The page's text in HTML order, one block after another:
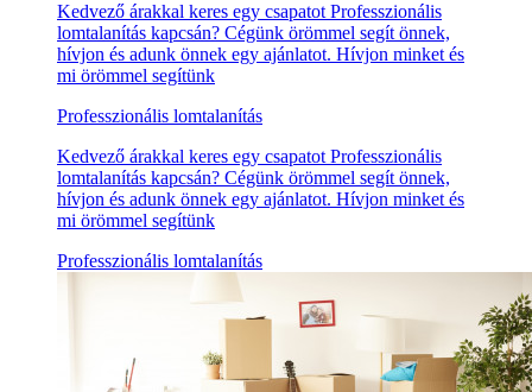
Kedvező árakkal keres egy csapatot Professzionális
lomtalanítás kapcsán? Cégünk örömmel segít önnek,
hívjon és adunk önnek egy ajánlatot. Hívjon minket és
mi örömmel segítünk
Professzionális lomtalanítás
Kedvező árakkal keres egy csapatot Professzionális
lomtalanítás kapcsán? Cégünk örömmel segít önnek,
hívjon és adunk önnek egy ajánlatot. Hívjon minket és
mi örömmel segítünk
Professzionális lomtalanítás